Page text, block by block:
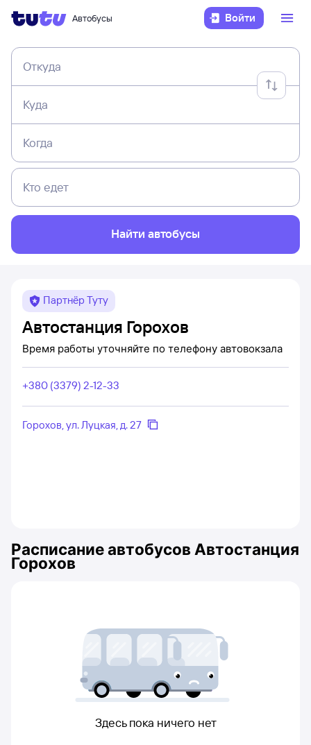
Автобусы Войти
Откуда
Куда
Когда
Кто едет
Найти автобусы
Партнёр Туту
Автостанция Горохов
Время работы уточняйте по телефону автовокзала
+380 (3379) 2-12-33
Горохов, ул. Луцкая, д. 27
Расписание автобусов Автостанция
Горохов
Здесь пока ничего нет